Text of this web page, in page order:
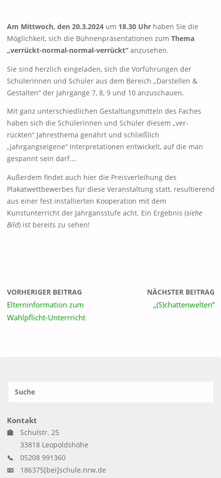
Am Mittwoch, den 20.3.2024um 18.30 Uhr haben Sie die
Möglichkeit, sich die Bühnenpräsentationen zum Thema
„verrückt-normal-normal-verrückt“ anzusehen.
Sie sind herzlich eingeladen, sich die Vorführungen der
Schülerinnen und Schüler aus dem Bereich „Darstellen &
Gestalten“ der Jahrgänge 7, 8, 9 und 10 anzuschauen.
Mit ganz unterschiedlichen Gestaltungsmitteln des Faches
haben sich die Schülerinnen und Schüler diesem „ver-
rückten“ Jahresthema genährt und schließlich
„jahrgangseigene“ Interpretationen entwickelt, auf die man
gespannt sein darf….
Außerdem findet auch hier die Preisverleihung des
Plakatwettbewerbes für diese Veranstaltung statt, resultierend
aus einer fest installierten Kooperation mit dem
Kunstunterricht der Jahrgansstufe acht. Ein Ergebnis (siehe
Bild) ist bereits zu sehen!
VORHERIGER BEITRAG
Elterninformation zum
Wahlpflicht-Unterrricht
NÄCHSTER BEITRAG
„(S)chattenwelten“
Kontakt
🏫
Schulstr. 25
33818 Leopoldshöhe
📞
05208 991360
📧
186375[bei]schule.nrw.de